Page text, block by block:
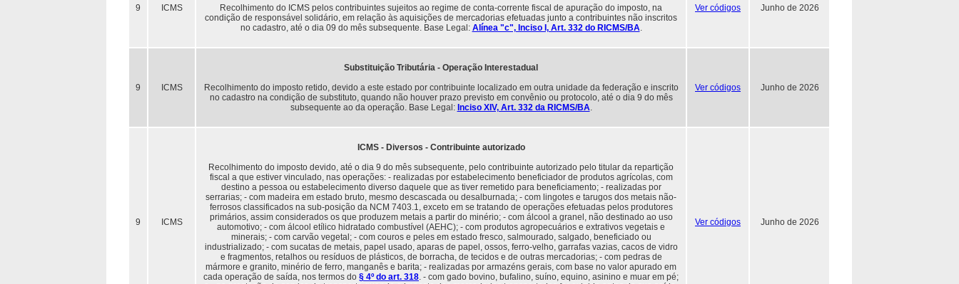
9 ICMS
Recolhimento do ICMS pelos contribuintes sujeitos ao regime de conta-corrente fiscal de apuração do imposto, na
condição de responsável solidário, em relação às aquisições de mercadorias efetuadas junto a contribuintes não inscritos
no cadastro, até o dia 09 do mês subsequente. Base Legal: Alínea "c", Inciso I, Art. 332 do RICMS/BA.
Ver códigos Junho de 2026
9 ICMS
Substituição Tributária - Operação Interestadual
Recolhimento do imposto retido, devido a este estado por contribuinte localizado em outra unidade da federação e inscrito
no cadastro na condição de substituto, quando não houver prazo previsto em convênio ou protocolo, até o dia 9 do mês
subsequente ao da operação. Base Legal: Inciso XIV, Art. 332 da RICMS/BA.
Ver códigos Junho de 2026
9 ICMS
ICMS - Diversos - Contribuinte autorizado
Recolhimento do imposto devido, até o dia 9 do mês subsequente, pelo contribuinte autorizado pelo titular da repartição
fiscal a que estiver vinculado, nas operações: - realizadas por estabelecimento beneficiador de produtos agrícolas, com
destino a pessoa ou estabelecimento diverso daquele que as tiver remetido para beneficiamento; - realizadas por
serrarias; - com madeira em estado bruto, mesmo descascada ou desalburnada; - com lingotes e tarugos dos metais não-
ferrosos classificados na sub-posição da NCM 7403.1, exceto em se tratando de operações efetuadas pelos produtores
primários, assim considerados os que produzem metais a partir do minério; - com álcool a granel, não destinado ao uso
automotivo; - com álcool etílico hidratado combustível (AEHC); - com produtos agropecuários e extrativos vegetais e
minerais; - com carvão vegetal; - com couros e peles em estado fresco, salmourado, salgado, beneficiado ou
industrializado; - com sucatas de metais, papel usado, aparas de papel, ossos, ferro-velho, garrafas vazias, cacos de vidro
e fragmentos, retalhos ou resíduos de plásticos, de borracha, de tecidos e de outras mercadorias; - com pedras de
mármore e granito, minério de ferro, manganês e barita; - realizadas por armazéns gerais, com base no valor apurado em
cada operação de saída, nos termos do § 4º do art. 318. - com gado bovino, bufalino, suíno, equino, asinino e muar em pé;
Ver códigos Junho de 2026